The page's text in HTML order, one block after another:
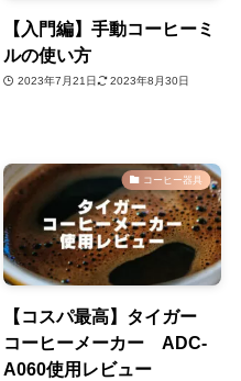
【入門編】手動コーヒーミ
ルの使い方
2023年7月21日 2023年8月30日
コーヒー器具
【コスパ最高】タイガー
コーヒーメーカー ADC-
A060使用レビュー